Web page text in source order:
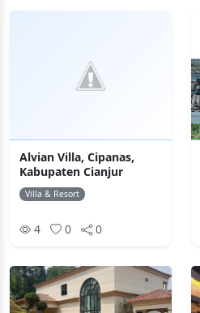
Alvian Villa, Cipanas,
Kabupaten Cianjur
Villa & Resort
4 0 0